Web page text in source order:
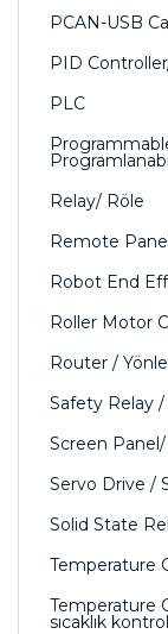
PCAN-USB
PID
PLC
Relay/ Röle
Remote
Robot End
Roller Motor
Router /
Safety Relay
Screen
Servo Drive /
Solid State
Temperature
Temperature
sıcaklık